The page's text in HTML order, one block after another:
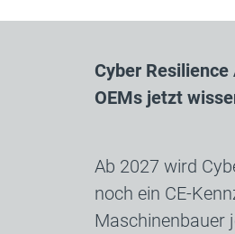
Cyber
OEMs jetzt
Ab 2027 wird
noch ein CE-
Maschinenbauer